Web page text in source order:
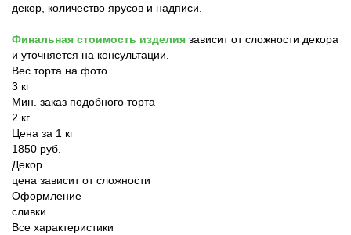
декор, количество ярусов и надписи.
Финальная стоимость изделия зависит от сложности декора
и уточняется на консультации.
Вес торта на фото
3 кг
Мин. заказ подобного торта
2 кг
Цена за 1 кг
1850 руб.
Декор
цена зависит от сложности
Оформление
сливки
Все характеристики